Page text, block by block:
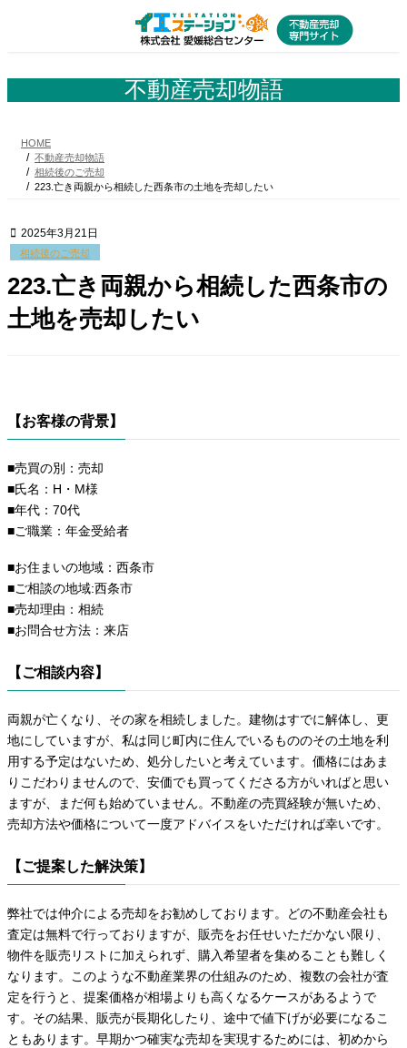
ツ
シ
不動産売却物語
HOME
不動産売却物語
相続後のご売却
223.亡き両親から相続した西条市の土地を売却したい
2025年3月21日
相続後のご売却
223.亡き両親から相続した西条市の
土地を売却したい
【お客様の背景】
■売買の別：売却
■氏名：H・M様
■年代：70代
■ご職業：年金受給者
■お住まいの地域：西条市
■ご相談の地域:西条市
■売却理由：相続
■お問合せ方法：来店
【ご相談内容】
両親が亡くなり、その家を相続しました。建物はすでに解体し、更
地にしていますが、私は同じ町内に住んでいるもののその土地を利
用する予定はないため、処分したいと考えています。価格にはあま
りこだわりませんので、安価でも買ってくださる方がいればと思い
ますが、まだ何も始めていません。不動産の売買経験が無いため、
売却方法や価格について一度アドバイスをいただければ幸いです。
【ご提案した解決策】
弊社では仲介による売却をお勧めしております。どの不動産会社も
査定は無料で行っておりますが、販売をお任せいただかない限り、
物件を販売リストに加えられず、購入希望者を集めることも難しく
なります。このような不動産業界の仕組みのため、複数の会社が査
定を行うと、提案価格が相場よりも高くなるケースがあるようで
す。その結果、販売が長期化したり、途中で値下げが必要になるこ
ともあります。早期かつ確実な売却を実現するためには、初めから